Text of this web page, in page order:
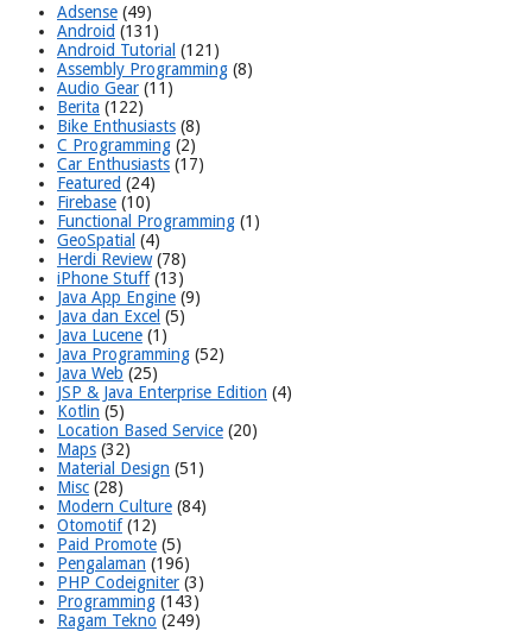
Adsense (49)
Android (131)
Android Tutorial (121)
Assembly Programming (8)
Audio Gear (11)
Berita (122)
Bike Enthusiasts (8)
C Programming (2)
Car Enthusiasts (17)
Featured (24)
Firebase (10)
Functional Programming (1)
GeoSpatial (4)
Herdi Review(78)
iPhone Stuff(13)
Java App Engine (9)
Java dan Excel (5)
Java Lucene (1)
Java Programming (52)
Java Web (25)
JSP & Java Enterprise Edition (4)
Kotlin (5)
Location Based Service (20)
Maps (32)
Material Design (51)
Misc (28)
Modern Culture (84)
Otomotif(12)
Paid Promote (5)
Pengalaman (196)
PHP Codeigniter (3)
Programming (143)
Ragam Tekno (249)